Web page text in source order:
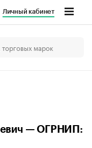
Личный кабинет
— ОГРНИП: